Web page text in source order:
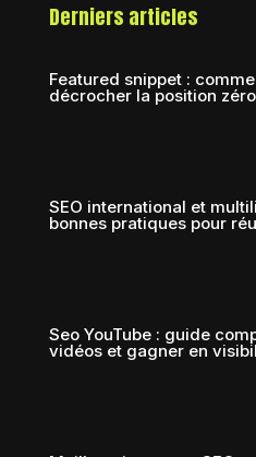
Derniers articles
Featured snippet :
décrocher la position
SEO international et
bonnes pratiques pour
Seo YouTube : guide
vidéos et gagner en